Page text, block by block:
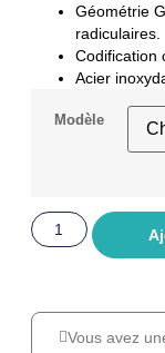
Géométrie
radiculaires.
Codification
Acier
Modèle
Vous avez